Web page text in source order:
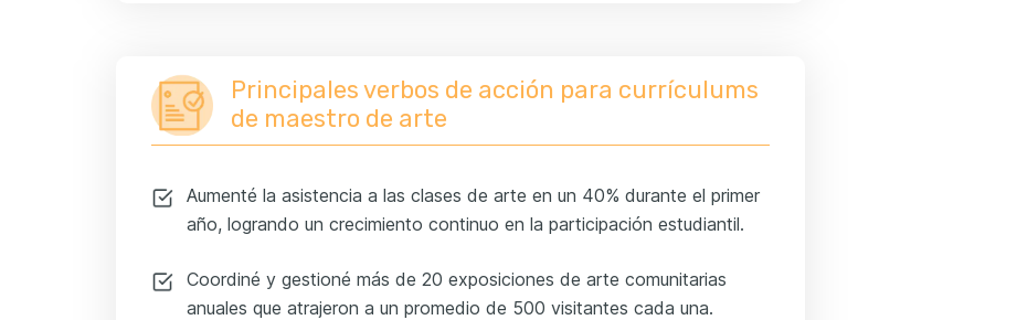
Principales verbos de acción para currículums
de maestro de arte
Aumenté la asistencia a las clases de arte en un 40% durante el primer
año, logrando un crecimiento continuo en la participación estudiantil.
Coordiné y gestioné más de 20 exposiciones de arte comunitarias
anuales que atrajeron a un promedio de 500 visitantes cada una.